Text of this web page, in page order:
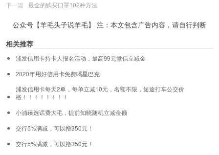
下一篇
最全的购买口罩102种方法
公众号【羊毛头子说羊毛】 注：本文包含广告内容，请自行判断
相关推荐
浦发信用卡持卡人报名活动，最高99元微信立减金
2020年用好信用卡免费喝星巴克
浦发信用卡每天2单，每单立减10元，名额不限，短途打车公交价
格！！！！！！！！
小浦臻选话费大毛，提前知晓随机立减金额
交行5%满减，可以撸350元！
交行5%满减，可以撸350元！